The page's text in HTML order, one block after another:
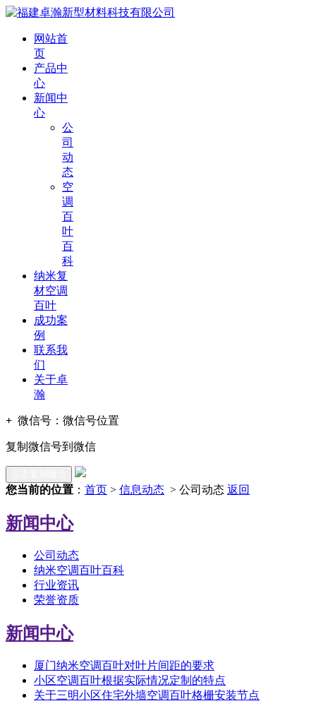
网站首
页
产品中
心
新闻中
心
公
司
动
态
空
调
百
叶
百
科
纳米复
材空调
百叶
成功案
例
联系我
们
关于卓
瀚
+ 微信号： 微信号位置
复制微信号到微信
您当前的位置 ： 首页 > 信息动态 > 公司动态 返回
新闻中心
公司动态
纳米空调百叶百科
行业资讯
荣誉资质
新闻中心
厦门纳米空调百叶对叶片间距的要求
小区空调百叶根据实际情况定制的特点
关于三明小区住宅外墙空调百叶格栅安装节点